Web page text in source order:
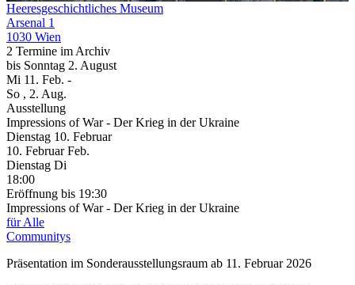
Heeresgeschichtliches Museum
Arsenal 1
1030 Wien
2 Termine im Archiv
bis Sonntag 2. August
Mi 11. Feb. -
So , 2. Aug.
Ausstellung
Impressions of War - Der Krieg in der Ukraine
Dienstag 10. Februar
10. Februar Feb.
Dienstag Di
18:00
Eröffnung bis 19:30
Impressions of War - Der Krieg in der Ukraine
für Alle
Communitys
Präsentation im Sonderausstellungsraum ab 11. Februar 2026